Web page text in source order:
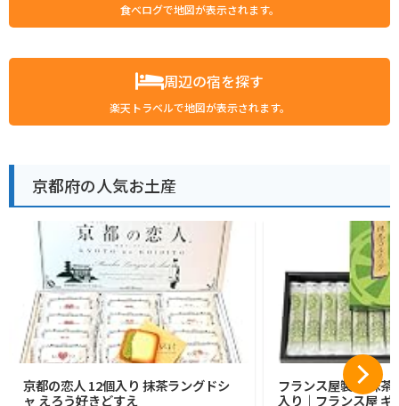
食べログで地図が表示されます。
周辺の宿を探す
楽天トラベルで地図が表示されます。
京都府の人気お土産
京都の恋人 12個入り 抹茶ラングドシ
ャ えろう好きどすえ
フランス屋製菓 抹茶
入り｜フランス屋 ギ